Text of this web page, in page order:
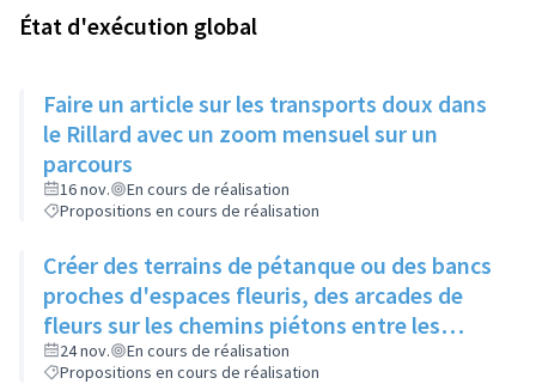
État d'exécution global
Faire un article sur les transports doux dans
le Rillard avec un zoom mensuel sur un
parcours
16 nov.
En cours de réalisation
Propositions en cours de réalisation
Créer des terrains de pétanque ou des bancs
proches d'espaces fleuris, des arcades de
fleurs sur les chemins piétons entre les
immeubles
24 nov.
En cours de réalisation
Propositions en cours de réalisation